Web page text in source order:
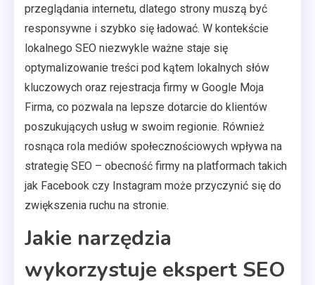
przeglądania internetu, dlatego strony muszą być
responsywne i szybko się ładować. W kontekście
lokalnego SEO niezwykle ważne staje się
optymalizowanie treści pod kątem lokalnych słów
kluczowych oraz rejestracja firmy w Google Moja
Firma, co pozwala na lepsze dotarcie do klientów
poszukujących usług w swoim regionie. Również
rosnąca rola mediów społecznościowych wpływa na
strategię SEO – obecność firmy na platformach takich
jak Facebook czy Instagram może przyczynić się do
zwiększenia ruchu na stronie.
Jakie narzędzia
wykorzystuje ekspert SEO